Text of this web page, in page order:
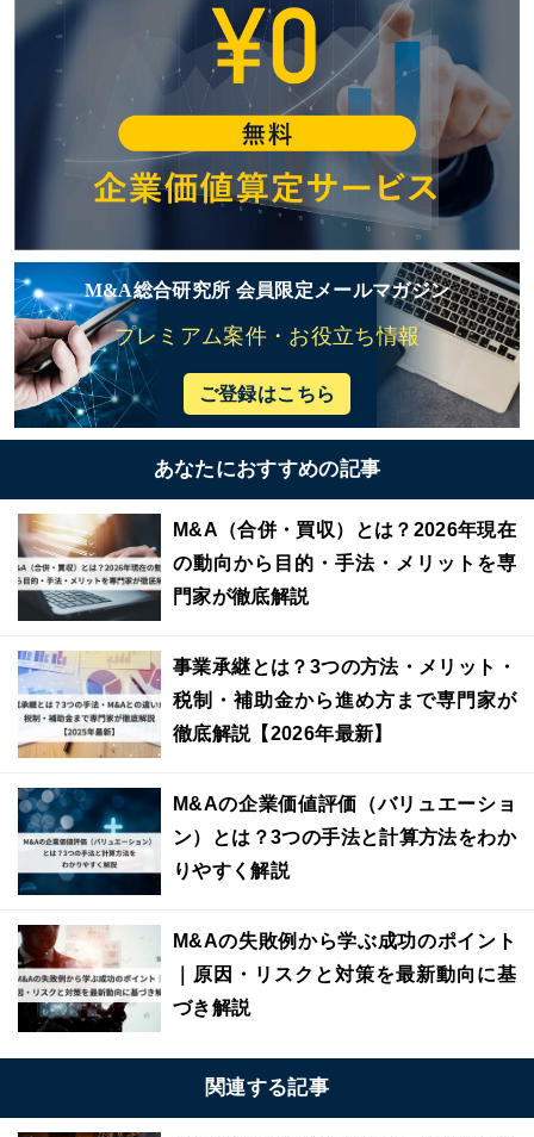
M&A総合研究所 会員限定メールマガジン
プレミアム案件・お役立ち情報
ご登録はこちら
あなたにおすすめの記事
M&A（合併・買収）とは？2026年現在
の動向から目的・手法・メリットを専
門家が徹底解説
事業承継とは？3つの方法・メリット・
税制・補助金から進め方まで専門家が
徹底解説【2026年最新】
M&Aの企業価値評価（バリュエーショ
ン）とは？3つの手法と計算方法をわか
りやすく解説
M&Aの失敗例から学ぶ成功のポイント
｜原因・リスクと対策を最新動向に基
づき解説
関連する記事